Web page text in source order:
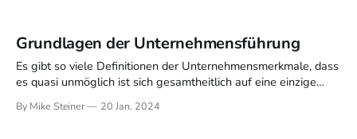
Grundlagen der Unternehmensführung
Es gibt so viele Definitionen der Unternehmensmerkmale, dass
es quasi unmöglich ist sich gesamtheitlich auf eine einzige
"Unternehmen" auch so komplex, dass man die Führung
By Mike Steiner 20 Jan. 2024